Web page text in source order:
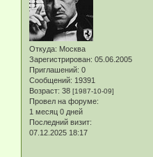
Откуда: Москва
Зарегистрирован: 05.06.2005
Приглашений: 0
Сообщений: 19391
Возраст: 38 [1987-10-09]
Провел на форуме:
1 месяц 0 дней
Последний визит:
07.12.2025 18:17